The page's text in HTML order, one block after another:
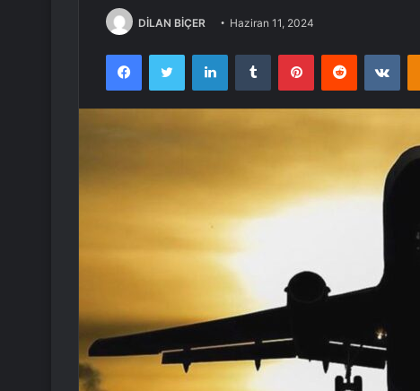
DİLAN BİÇER Haziran 11, 2024
FacebookTwitter LinkedInTumblr PinterestReddit